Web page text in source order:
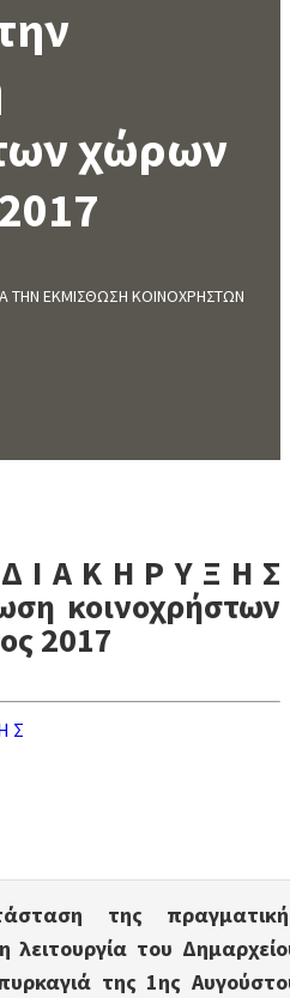
χώρων
ΤΗΝ ΕΚΜΙΣΘΩΣΗ ΚΟΙΝΟΧΡΗΣΤΩΝ
Ι Α Κ Η Ρ Υ Ξ Η Σ
κοινοχρήστων
2017
Σ
της
λειτουργία του
της 1ης